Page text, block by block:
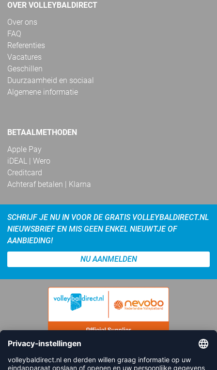
OVER VOLLEYBALDIRECT
Over ons
FAQ
Referenties
Vacatures
Geschillen
Duurzaamheid en sociaal
Algemene informatie
BETAALMETHODEN
Apple Pay
iDEAL | Wero
Creditcard
Achteraf betalen | Klarna
SCHRIJF JE NU IN VOOR DE GRATIS VOLLEYBALDIRECT.NL
NIEUWSBRIEF EN MIS GEEN ENKEL NIEUWTJE OF
AANBIEDING!
NU AANMELDEN